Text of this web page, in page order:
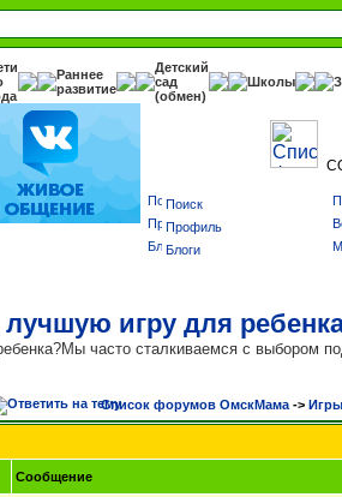
Раннее
развитие
Детский
сад
(обмен)
Школы
Поиск
Профиль
Блоги
игру для
часто сталкиваемся с выбором
Список форумов ОмскМама ->
Сообщение